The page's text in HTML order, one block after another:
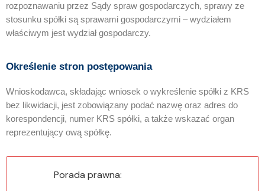
rozpozna­waniu przez Sądy spraw gospodar­czych, sprawy ze
stosunku spółki są sprawami gospodarczymi – wydziałem
właściwym jest wydział gospodarczy.
Określenie stron postępowania
Wnioskodawca, składając wniosek o wykreślenie spółki z KRS
bez likwidacji, jest zobowiązany podać nazwę oraz adres do
korespondencji, numer KRS spółki, a także wskazać organ
reprezentujący ową spółkę.
Porada prawna: